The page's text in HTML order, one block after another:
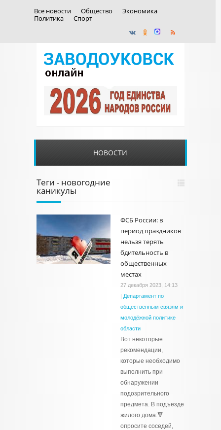
Все новости Общество
Экономика
Политика
Спорт
НОВОСТИ
Теги - новогодние
каникулы
ФСБ России: в
период праздников
нельзя терять
бдительность в
общественных
местах
27 декабря 2023, 14:13
| Департамент по
общественным связям и
молодёжной политике
области
Вот некоторые
рекомендации,
которые необходимо
выполнить при
обнаружении
подозрительного
предмета. В подъезде
жилого дома:🔻
опросите соседей,